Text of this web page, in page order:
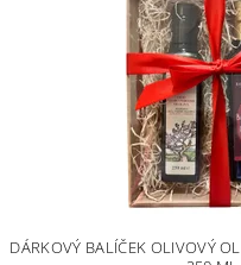
DÁRKOVÝ BALÍČEK OLIVOVÝ